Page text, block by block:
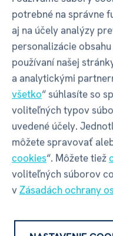
Balenie
Šírka balenia
Hĺbka balenia
Výška balenia
Váha balenia
potrebné na správne
aj na účely analýzy
personalizácie
používaní našej
a analytickými
všetko“ súhlasíte so
voliteľných typov
uvedené účely.
môžete spravovať
cookies“. Môžete tiež
voliteľných súborov
vZásadách ochrany